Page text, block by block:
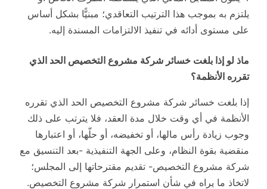
يلتزم به بموجب هذا الترتيب التعاقدي؛ مبنيًّا بشكل أساس
على مستوى أدائه في تنفيذ الالتزامات المسندة إليه.
ماذ لو إذا بلغت خسائر شركة مشروع التخصيص الحد الذي
تقرره الأنظمة؟
إذا بلغت خسائر شركة مشروع التخصيص الحد الذي تقرره
الأنظمة في أي وقت خلال مدة العقد، فلا يترتب على ذلك
وجوب زيادة رأس مالها، أو تخفيضه، أو حلّها، أو اعتبارها
منقضية بقوة النظام، وعلى الجهة التنفيذية -بعد التنسيق مع
شركة مشروع التخصيص- تقديم مقترحاتها إلى المجلس؛
لاتخاذ ما يراه في شأن استمرار شركة مشروع التخصيص.